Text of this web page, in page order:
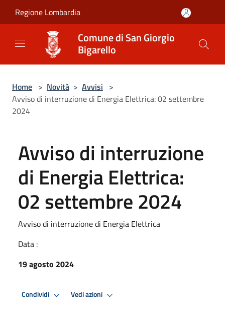
Regione Lombardia
Comune di San Giorgio
Bigarello
Home > Novità > Avvisi >
Avviso di interruzione di Energia Elettrica: 02 settembre
2024
Avviso di interruzione
di Energia Elettrica:
02 settembre 2024
Avviso di interruzione di Energia Elettrica
Data :
19 agosto 2024
Condividi Vedi azioni